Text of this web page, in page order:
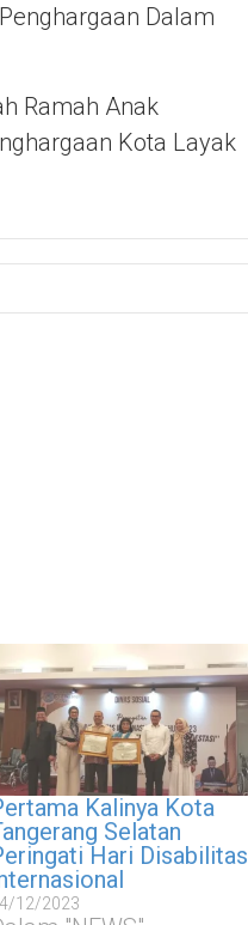
Dalam
Ramah Anak
Kota Layak
Kalinya Kota
Selatan
Hari Disabilitas
12/2023